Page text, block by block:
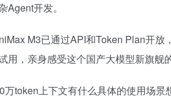
Agent开发。
M3已通过API和Token Plan开
用，亲身感受这个国产大模型新旗舰
万token上下文有什么具体的使用场景